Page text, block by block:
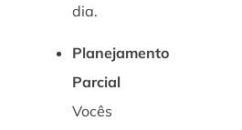
dia.
Planejamento
Parcial
Vocês